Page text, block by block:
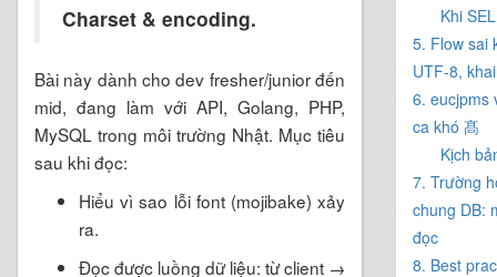
Charset & encoding.
Bài này dành cho dev fresher/junior đến
mid, đang làm với API, Golang, PHP,
MySQL trong môi trường Nhật. Mục tiêu
sau khi đọc:
Hiểu vì sao lỗi font (mojibake) xảy
ra.
Đọc được luồng dữ liệu: từ client →
Khi
5. Flow sai
UTF-8,
6. eucjpms
ca khó 髙
Kịch
7. Trường
chung DB:
đọc
8. Best